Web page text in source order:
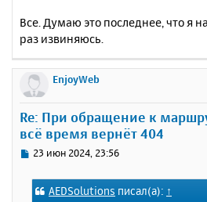
Все. Думаю это последнее, что я
раз извиняюсь.
EnjoyWeb
Re: При обращение к
всё время вернёт 404
С
о
б
23 июн 2024, 23:56
AEDSolutions писал(а): ↑